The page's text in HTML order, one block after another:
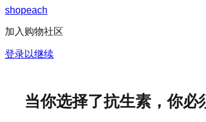
shopeach
加入购物社区
登录以继续
当你选择了抗生素，你必